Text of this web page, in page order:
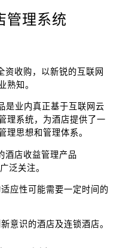
管理系统
资收购，以新锐的互联网
熟知。
是业内真正基于互联网云
理系统，为酒店提供了一
理思想和管理体系。
酒店收益管理产品
泛关注。
应性可能需要一定时间的
意识的酒店及连锁酒店。